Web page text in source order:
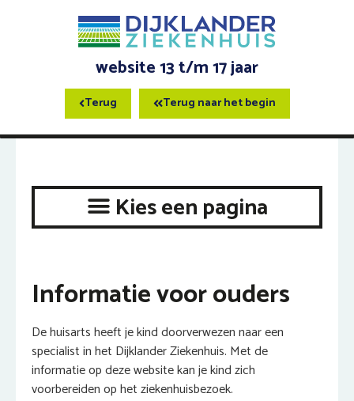
website 13 t/m 17 jaar
Terug Terug naar het begin
Informatie voor ouders
De huisarts heeft je kind doorverwezen naar een
specialist in het Dijklander Ziekenhuis. Met de
informatie op deze website kan je kind zich
voorbereiden op het ziekenhuisbezoek.